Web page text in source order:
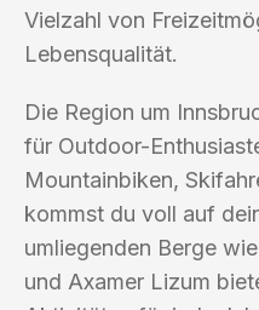
Vielzahl von
Lebensqualität.
Die Region um
für Outdoor-
Mountainbiken,
kommst du voll auf
umliegenden Berge
und Axamer Lizum